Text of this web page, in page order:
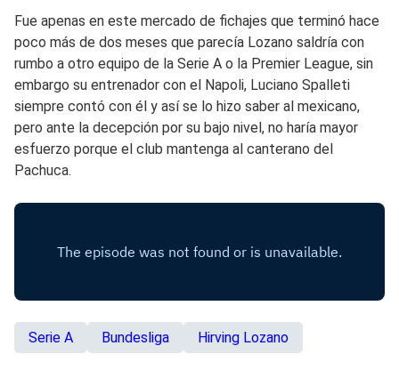
Fue apenas en este mercado de fichajes que terminó hace
poco más de dos meses que parecía Lozano saldría con
rumbo a otro equipo de la Serie A o la Premier League, sin
embargo su entrenador con el Napoli, Luciano Spalleti
siempre contó con él y así se lo hizo saber al mexicano,
pero ante la decepción por su bajo nivel, no haría mayor
esfuerzo porque el club mantenga al canterano del
Pachuca.
Serie A Bundesliga Hirving Lozano